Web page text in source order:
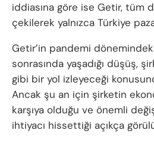
iddiasına göre ise Getir, tüm
çekilerek yalnızca Türkiye
Getir’in pandemi
sonrasında yaşadığı düşüş,
gibi bir yol izleyeceği
Ancak şu an için şirketin
karşıya olduğu ve önemli
ihtiyacı hissettiği açıkça